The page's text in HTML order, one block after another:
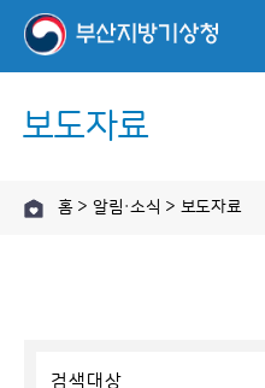
보도자료
홈 > 알림·소식 > 보도자료
검색대상